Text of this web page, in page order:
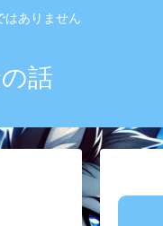
はありません
話